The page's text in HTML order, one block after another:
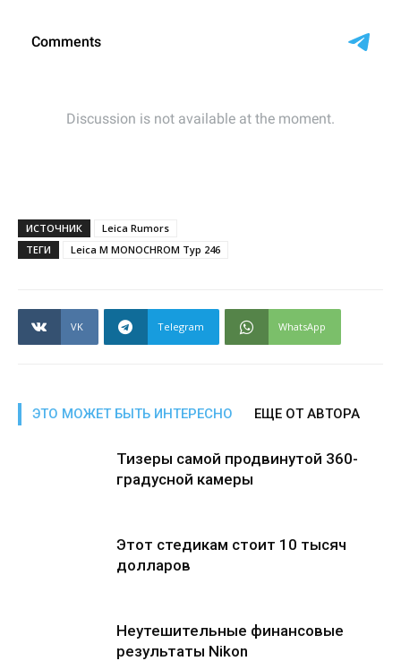
ИСТОЧНИК
Leica Rumors
ТЕГИ
Leica M MONOCHROM Typ 246
VK Telegram WhatsApp
ЭТО МОЖЕТ БЫТЬ ИНТЕРЕСНО ЕЩЕ ОТ АВТОРА
Тизеры самой продвинутой 360-
градусной камеры
Этот стедикам стоит 10 тысяч
долларов
Неутешительные финансовые
результаты Nikon